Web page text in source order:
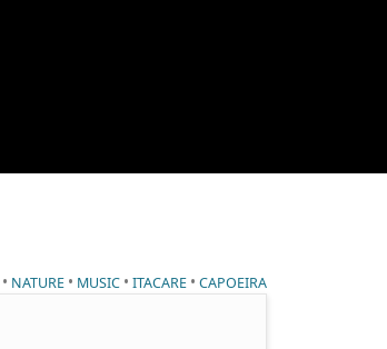
• NATURE • MUSIC •ITACARE •CAPOEIRA